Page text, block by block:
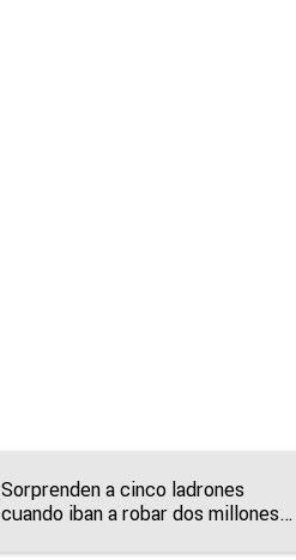
Sorprenden a cinco ladrones
cuando iban a robar dos millones